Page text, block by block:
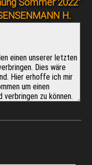
Sommer 2022"
H.